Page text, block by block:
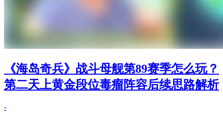
《海岛奇兵》战斗母舰第89赛季怎么玩？
第二天上黄金段位毒瘤阵容后续思路解析
-